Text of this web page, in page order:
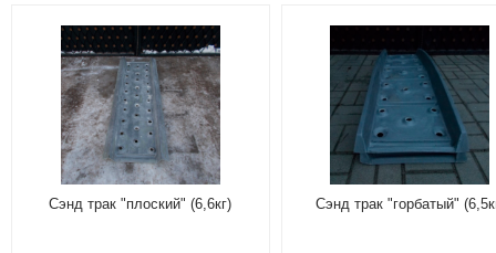
Сэнд трак "плоский" (6,6кг) Сэнд трак "горбатый"